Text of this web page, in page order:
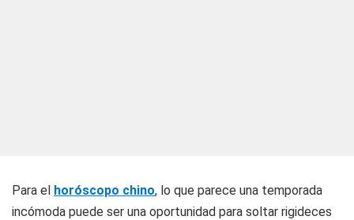
Para el horóscopo chino, lo que parece una temporada
incómoda puede ser una oportunidad para soltar rigideces